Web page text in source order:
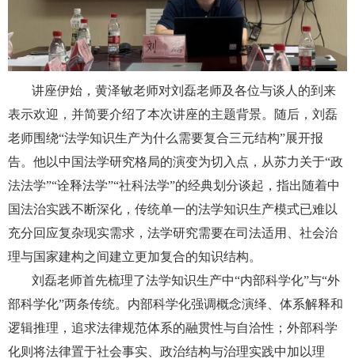
讲座伊始，黄泽敏老师对刘磊老师及各位与谈人的到来
表示欢迎，并简要介绍了本次讲座的主题背景。随后，刘磊
老师围绕“法学知识生产为什么需要复合三元结构”展开报
告。他以中国法学研究格局的演变为切入点，从苏力关于“政
法法学”“诠释法学”“社科法学”的经典划分谈起，指出随着中
国法治实践不断深化，传统单一的法学知识生产模式已难以
充分回应复杂现实需求，法学研究需要在司法适用、社会治
理与国家建构之间建立更加复合的知识结构。
刘磊老师首先梳理了法学知识生产中“内部科学化”与“外
部科学化”两条传统。内部科学化强调概念演绎、体系解释和
逻辑推理，追求法律规范体系的融贯性与自洽性；外部科学
化则将法律置于社会事实、政治结构与治理实践中加以理